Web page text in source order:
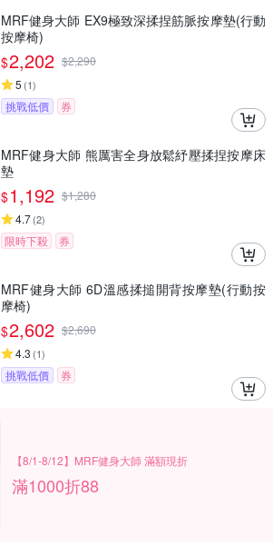
MRF健身大師 EX9極致深揉捏筋脈按摩墊(行動
按摩椅)
$2,202 $2,290
5 (1)
挑戰低價 券
MRF健身大師 熊厲害全身放鬆紓壓揉捏按摩床
墊
$1,192 $1,280
4.7(2)
限時下殺 券
MRF健身大師 6D溫感揉搥開背按摩墊(行動按
摩椅)
$2,602 $2,690
4.3 (1)
挑戰低價 券
【8/1-8/12】MRF健身大師 滿額現折
滿1000折88